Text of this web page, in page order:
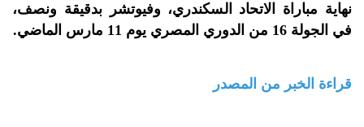
نهاية مباراة الاتحاد السكندري، وفيوتشر بدقيقة ونصف،
في الجولة 16 من الدوري المصري يوم 11 مارس الماضي.
قراءة الخبر من المصدر